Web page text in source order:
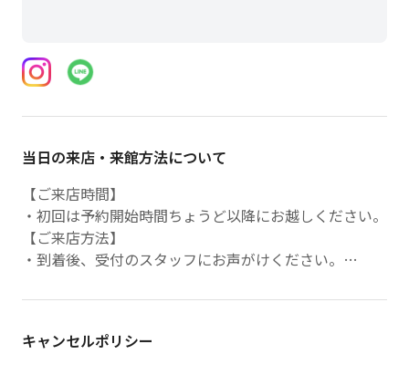
当日の来店・来館方法について
【ご来店時間】
・初回は予約開始時間ちょうど以降にお越しください。
【ご来店方法】
・到着後、受付のスタッフにお声がけください。
〜遅れてきた際の対応について〜
ませんのでご了承ください。
キャンセルポリシー